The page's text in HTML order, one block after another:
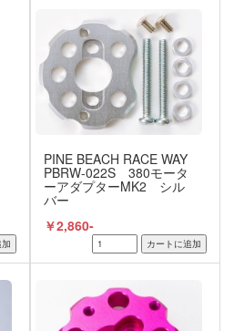
PINE BEACH RACE WAY
PBRW-022S 380モータ
ーアダプターMK2 シル
バー
￥2,860-